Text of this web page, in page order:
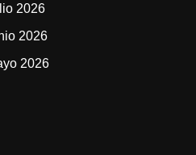
2026
2026
2026